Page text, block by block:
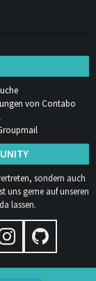
von Contabo
sondern auch
uns gerne auf unseren
lassen.